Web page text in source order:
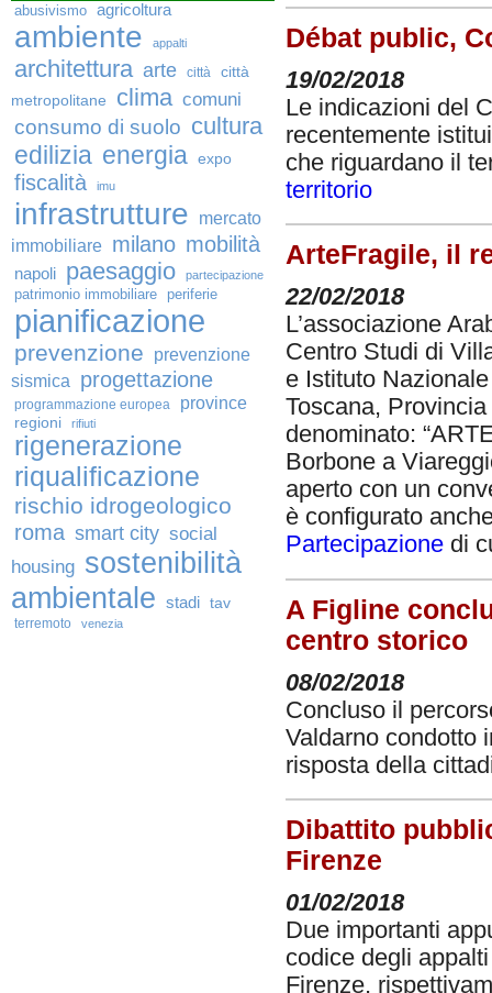
abusivismo agricoltura
ambiente appalti
architettura arte città
città
metropolitane
clima comuni
consumo di suolo cultura
edilizia energia expo
fiscalità imu
infrastrutture
mercato
immobiliare milano mobilità
napoli paesaggio partecipazione
patrimonio immobiliare periferie
pianificazione
prevenzione
prevenzione
sismica
progettazione
programmazione europea province
regioni rifiuti
rigenerazione
riqualificazione
rischio idrogeologico
roma smart city social
housing sostenibilità
ambientale stadi tav
terremoto venezia
Débat public,
19/02/2018
Le indicazioni del
recentemente
che riguardano il
territorio
ArteFragile, il
22/02/2018
L’associazione
Centro Studi di
e Istituto
Toscana,
denominato:
Borbone a
aperto con un
è configurato
Partecipazione di
A Figline
centro storico
08/02/2018
Concluso il
Valdarno condotto
risposta della
Dibattito
Firenze
01/02/2018
Due importanti
codice degli
Firenze,